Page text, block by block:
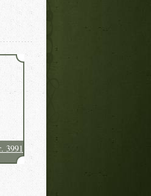
3991